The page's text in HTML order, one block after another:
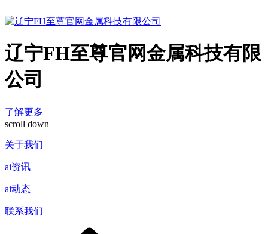
辽宁FH至尊官网金属科技有限
公司
了解更多
scroll down
关于我们
ai资讯
ai动态
联系我们